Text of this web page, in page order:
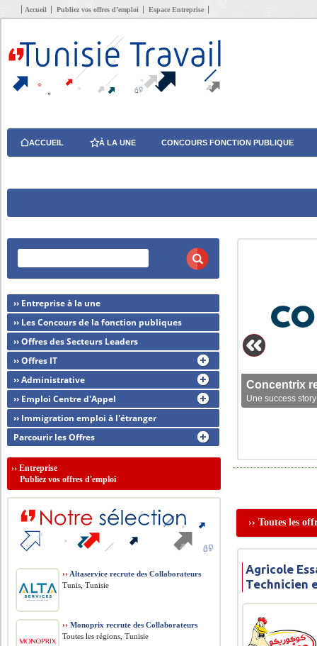
Accueil Publiez vos offres d’emploi Espace Entreprise
ACCUEIL À LA UNE CONCOURS FONCTION PUBLIQUE
Concentrix
Une success
›› Toutes les
Agricole
Technicien
›› Entreprise à la une
›› Les Concours de la fonction publiques
›› Offres des Secteurs Leaders
›› Offres IT
›› Administrative
›› Emploi Centre d'Appel
›› Immigration emploi à l'étranger
Parcourir les Offres
››Entreprise
Publiez vos offres d'emploi
›› Altaservice recrute des Collaborateurs
Tunis, Tunisie
›› Monoprix recrute des Collaborateurs
Toutes les régions, Tunisie